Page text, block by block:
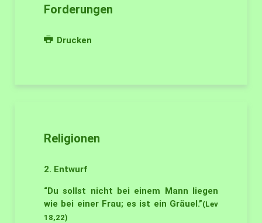
Forderungen
Drucken
Religionen
2. Entwurf
“Du sollst nicht bei einem Mann liegen
wie bei einer Frau; es ist ein Gräuel.”(Lev
18,22)